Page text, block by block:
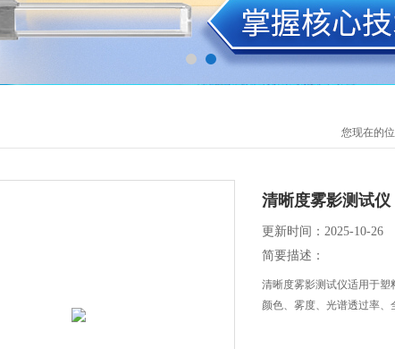
您现在的位
清晰度雾影测试仪
更新时间：2025-10-26
简要描述：
清晰度雾影测试仪适用于塑
颜色、雾度、光谱透过率、